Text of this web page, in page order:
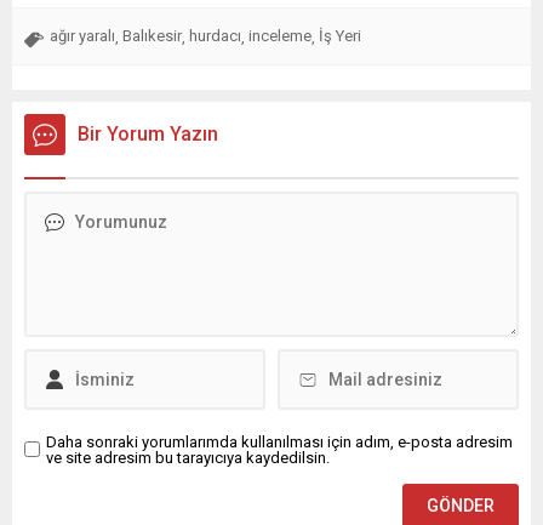
ağır yaralı Balıkesir hurdacı inceleme İş Yeri
Bir Yorum Yazın
Daha sonraki yorumlarımda kullanılması için adım, e-posta adresim
ve site adresim bu tarayıcıya kaydedilsin.